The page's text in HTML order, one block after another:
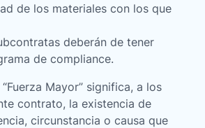
de los materiales con los que
deberán de tener
de compliance.
Mayor” significa, a los
contrato, la existencia de
circunstancia o causa que